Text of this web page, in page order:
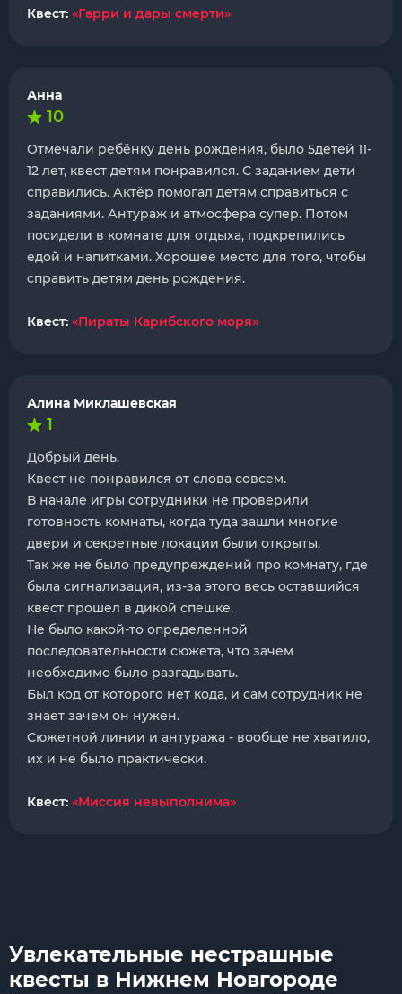
Квест: «Гарри и дары смерти»
Анна
10
Отмечали ребёнку день рождения, было 5детей 11-
12 лет, квест детям понравился. С заданием дети
справились. Актёр помогал детям справиться с
заданиями. Антураж и атмосфера супер. Потом
посидели в комнате для отдыха, подкрепились
едой и напитками. Хорошее место для того, чтобы
справить детям день рождения.
Квест: «Пираты Карибского моря»
Алина Миклашевская
1
Добрый день.
Квест не понравился от слова совсем.
В начале игры сотрудники не проверили
готовность комнаты, когда туда зашли многие
двери и секретные локации были открыты.
Так же не было предупреждений про комнату, где
была сигнализация, из-за этого весь оставшийся
квест прошел в дикой спешке.
Не было какой-то определенной
последовательности сюжета, что зачем
необходимо было разгадывать.
Был код от которого нет кода, и сам сотрудник не
знает зачем он нужен.
Сюжетной линии и антуража - вообще не хватило,
их и не было практически.
Квест: «Миссия невыполнима»
Увлекательные нестрашные
квесты в Нижнем Новгороде